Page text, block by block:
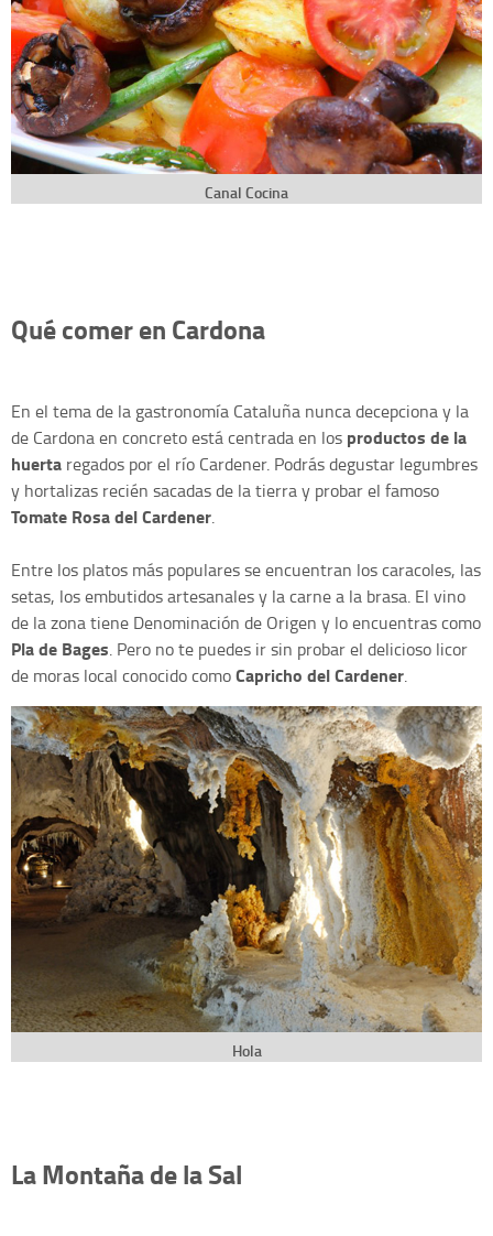
Canal Cocina
Qué comer en Cardona
En el tema de la gastronomía Cataluña nunca decepciona y la
de Cardona en concreto está centrada en los productos de la
huerta regados por el río Cardener. Podrás degustar legumbres
y hortalizas recién sacadas de la tierra y probar el famoso
Tomate Rosa del Cardener.
Entre los platos más populares se encuentran los caracoles, las
setas, los embutidos artesanales y la carne a la brasa. El vino
de la zona tiene Denominación de Origen y lo encuentras como
Pla de Bages. Pero no te puedes ir sin probar el delicioso licor
de moras local conocido comoCapricho del Cardener.
Hola
La Montaña de la Sal